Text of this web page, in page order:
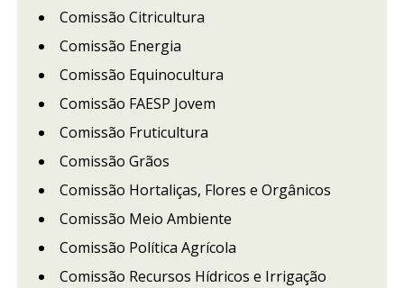
Comissão Citricultura
Comissão Energia
Comissão Equinocultura
Comissão FAESP Jovem
Comissão Fruticultura
Comissão Grãos
Comissão Hortaliças, Flores e Orgânicos
Comissão Meio Ambiente
Comissão Política Agrícola
Comissão Recursos Hídricos e Irrigação